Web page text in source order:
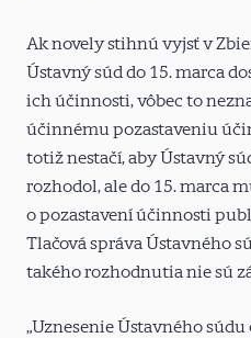
Ak novely stihnú vyjsť v
Ústavný súd do 15. marca
ich účinnosti, vôbec to
účinnému pozastaveniu
totiž nestačí, aby Ústavný
rozhodol, ale do 15. marca
o pozastavení účinnosti
Tlačová správa Ústavného
takého rozhodnutia nie sú
„Uznesenie Ústavného